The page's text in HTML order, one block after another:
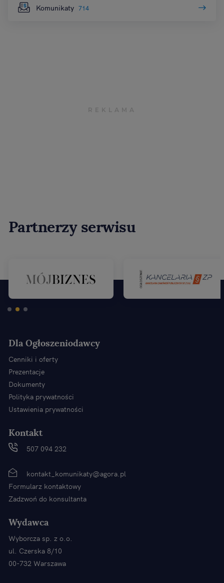
Komunikaty 714
Partnerzy serwisu
Dla Ogłoszeniodawcy
Cenniki i oferty
Prezentacje
Dokumenty
Polityka prywatności
Ustawienia prywatności
Kontakt
507 094 232
kontakt_komunikaty@agora.pl
Formularz kontaktowy
Zadzwoń do konsultanta
Wydawca
Wyborcza sp. z o.o.
ul. Czerska 8/10
00-732 Warszawa